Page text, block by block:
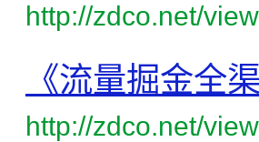
http://zdco.net/
《流量掘金全
http://zdco.net/